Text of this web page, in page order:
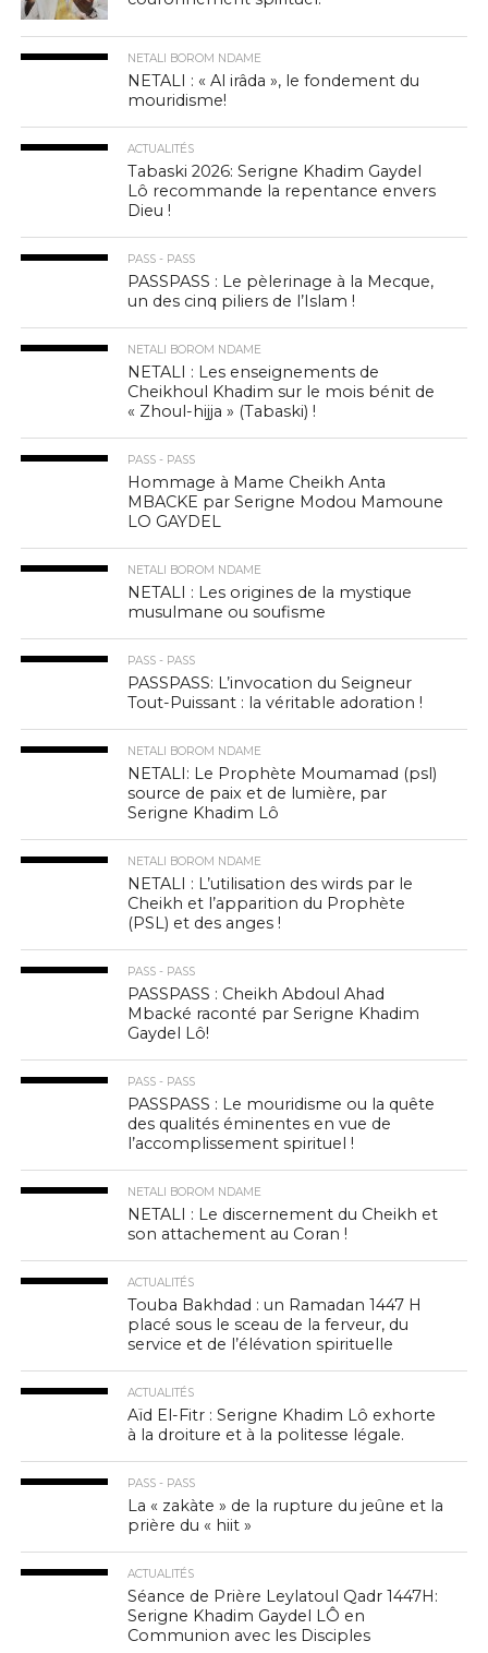
NETALI BOROM NDAME
NETALI : « Al irâda », le fondement du
mouridisme!
ACTUALITÉS
Tabaski 2026: Serigne Khadim Gaydel
Lô recommande la repentance envers
Dieu !
PASS - PASS
PASSPASS : Le pèlerinage à la Mecque,
un des cinq piliers de l’Islam !
NETALI BOROM NDAME
NETALI : Les enseignements de
Cheikhoul Khadim sur le mois bénit de
« Zhoul-hijja » (Tabaski) !
PASS - PASS
Hommage à Mame Cheikh Anta
MBACKE par Serigne Modou Mamoune
LO GAYDEL
NETALI BOROM NDAME
NETALI : Les origines de la mystique
musulmane ou soufisme
PASS - PASS
PASSPASS: L’invocation du Seigneur
Tout-Puissant : la véritable adoration !
NETALI BOROM NDAME
NETALI: Le Prophète Moumamad (psl)
source de paix et de lumière, par
Serigne Khadim Lô
NETALI BOROM NDAME
NETALI : L’utilisation des wirds par le
Cheikh et l’apparition du Prophète
(PSL) et des anges !
PASS - PASS
PASSPASS : Cheikh Abdoul Ahad
Mbacké raconté par Serigne Khadim
Gaydel Lô!
PASS - PASS
PASSPASS : Le mouridisme ou la quête
des qualités éminentes en vue de
l’accomplissement spirituel !
NETALI BOROM NDAME
NETALI : Le discernement du Cheikh et
son attachement au Coran !
ACTUALITÉS
Touba Bakhdad : un Ramadan 1447 H
placé sous le sceau de la ferveur, du
service et de l’élévation spirituelle
ACTUALITÉS
Aïd El-Fitr : Serigne Khadim Lô exhorte
à la droiture et à la politesse légale.
PASS - PASS
La « zakàte » de la rupture du jeûne et la
prière du « hiit »
ACTUALITÉS
Séance de Prière Leylatoul Qadr 1447H:
Serigne Khadim Gaydel LÔ en
Communion avec les Disciples